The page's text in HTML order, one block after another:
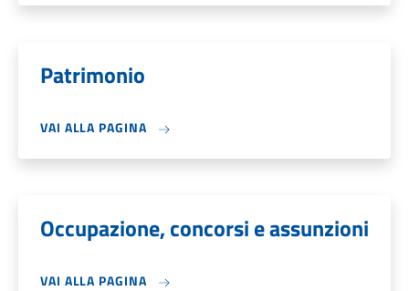
Patrimonio
VAI ALLA PAGINA
Occupazione, concorsi e assunzioni
VAI ALLA PAGINA